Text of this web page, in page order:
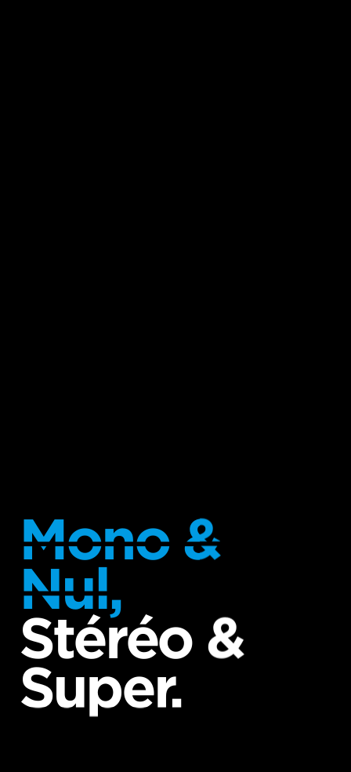
Mono &
Nul,
Stéréo &
Super.